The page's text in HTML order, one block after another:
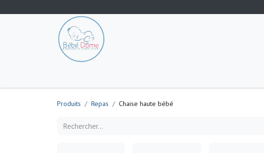
Produits Repas Chaise haute bébé